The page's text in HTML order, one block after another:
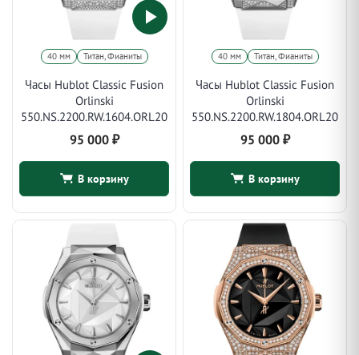
40 мм Титан, Фианиты
Часы Hublot Classic Fusion
Orlinski
550.NS.2200.RW.1604.ORL20
95 000 ₽
В корзину
40 мм Титан, Фианиты
Часы Hublot Classic Fusion
Orlinski
550.NS.2200.RW.1804.ORL20
95 000 ₽
В корзину